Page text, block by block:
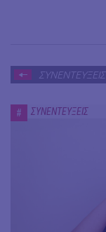
ΣΥΝΕΝΤΕΥΞΕΙΣ
# ΣΥΝΕΝΤΕΥΞΕΙΣ